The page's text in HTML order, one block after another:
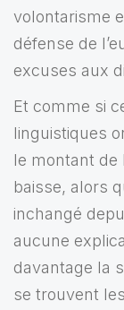
volontarisme
défense de
excuses aux
Et comme si
linguistiques
le montant de
baisse, alors
inchangé
aucune
davantage la
se trouvent